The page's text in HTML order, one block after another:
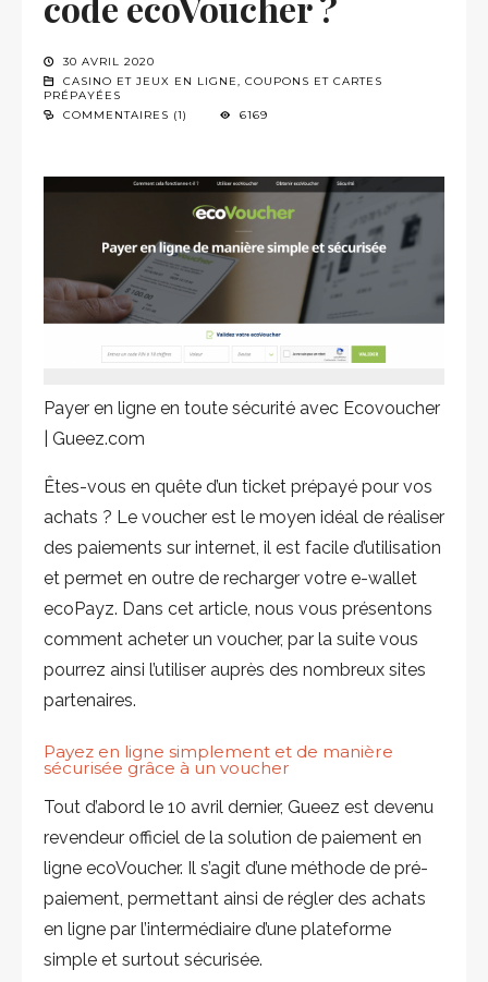
30 AVRIL 2020
CASINO ET JEUX EN LIGNE, COUPONS ET CARTES
PRÉPAYÉES
COMMENTAIRES (1)
6169
Payer en ligne en toute sécurité avec Ecovoucher
| Gueez.com
Êtes-vous en quête d’un ticket prépayé pour vos
achats ? Le voucher est le moyen idéal de réaliser
des paiements sur internet, il est facile d’utilisation
et permet en outre de recharger votre e-wallet
ecoPayz. Dans cet article, nous vous présentons
comment acheter un voucher, par la suite vous
pourrez ainsi l’utiliser auprès des nombreux sites
partenaires.
Payez en ligne simplement et de manière
sécurisée grâce à un voucher
Tout d’abord le 10 avril dernier, Gueez est devenu
revendeur officiel de la solution de paiement en
ligne ecoVoucher. Il s’agit d’une méthode de pré-
paiement, permettant ainsi de régler des achats
en ligne par l’intermédiaire d’une plateforme
simple et surtout sécurisée.